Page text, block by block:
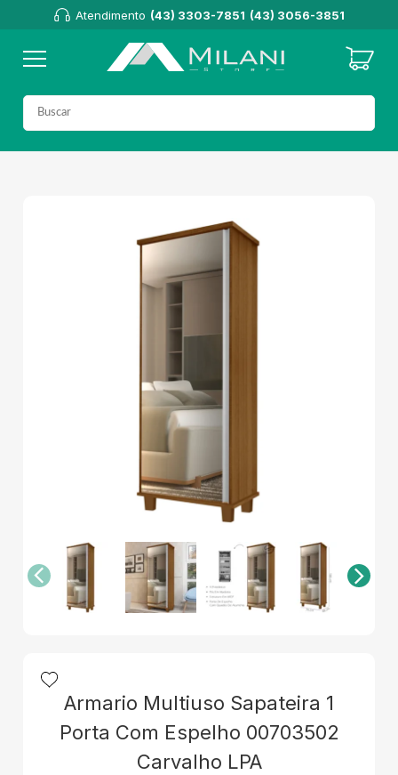
Atendimento (43) 3303-7851 (43) 3056-3851
Armario Multiuso Sapateira 1
Porta Com Espelho 00703502
Carvalho LPA